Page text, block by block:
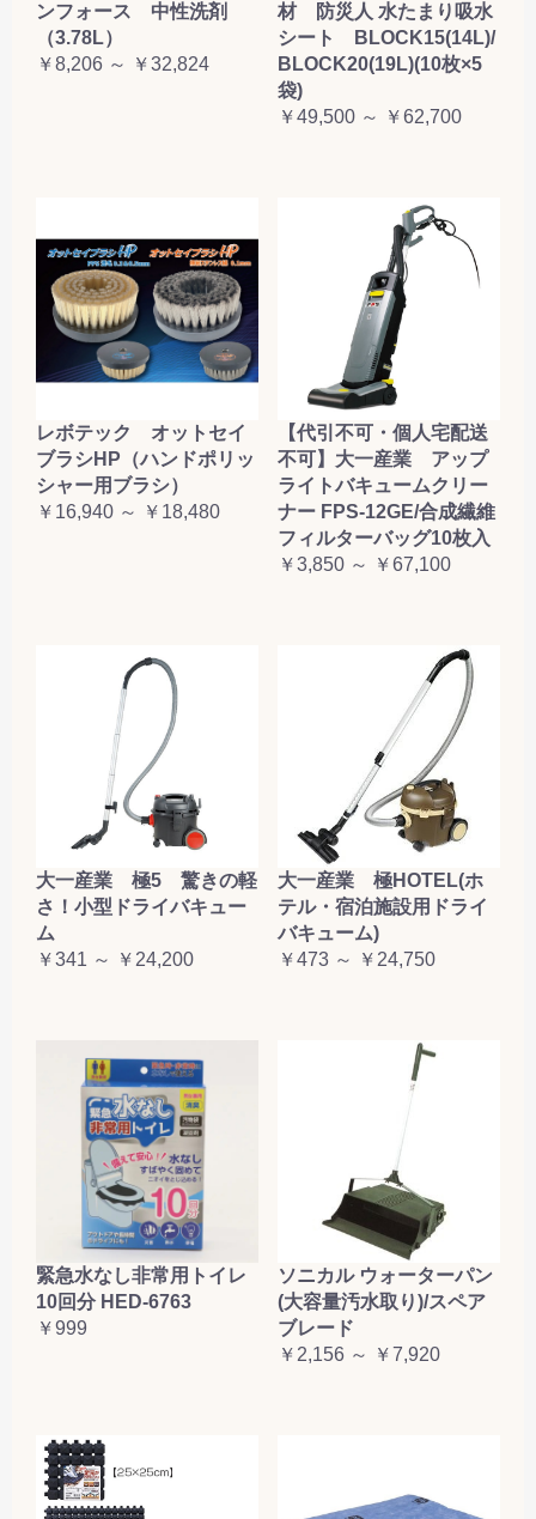
ンフォース 中性洗剤
（3.78L）
￥8,206 ～ ￥32,824
材 防災人 水たまり吸水
シート BLOCK15(14L)/
BLOCK20(19L)(10枚×5
袋)
￥49,500 ～ ￥62,700
レボテック オットセイ
ブラシHP（ハンドポリッ
シャー用ブラシ）
￥16,940 ～ ￥18,480
【代引不可・個人宅配送
不可】大一産業 アップ
ライトバキュームクリー
ナー FPS-12GE/合成繊維
フィルターバッグ10枚入
￥3,850 ～ ￥67,100
大一産業 極5 驚きの軽
さ！小型ドライバキュー
ム
￥341 ～ ￥24,200
大一産業 極HOTEL(ホ
テル・宿泊施設用ドライ
バキューム)
￥473 ～ ￥24,750
緊急水なし非常用トイレ
10回分 HED-6763
￥999
ソニカル ウォーターパン
(大容量汚水取り)/スペア
ブレード
￥2,156 ～ ￥7,920